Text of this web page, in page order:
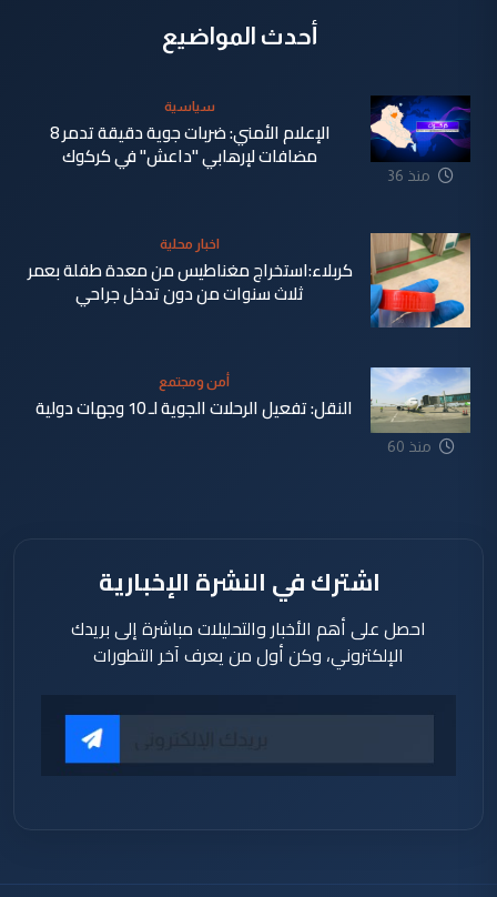
أحدث المواضيع
منذ 36
سياسية
الإعلام الأمني: ضربات جوية دقيقة تدمر 8
مضافات لإرهابي "داعش" في كركوك
منذ 42
دقيقة
اخبار محلية
كربلاء:استخراج مغناطيس من معدة طفلة بعمر
ثلاث سنوات من دون تدخل جراحي
منذ 60
أمن ومجتمع
النقل: تفعيل الرحلات الجوية لـ 10 وجهات دولية
اشترك في النشرة الإخبارية
احصل على أهم الأخبار والتحليلات مباشرة إلى بريدك
الإلكتروني، وكن أول من يعرف آخر التطورات